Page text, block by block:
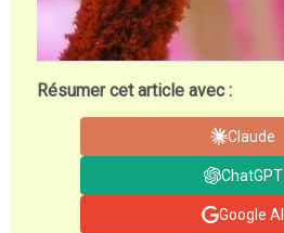
Résumer cet article avec :
Claude
ChatGPT
Google AI